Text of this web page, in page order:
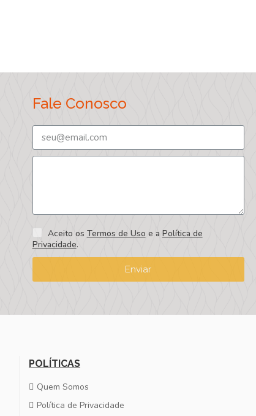
Fale Conosco
Aceito os Termos de Uso e a Política de
Privacidade.
Enviar
POLÍTICAS
Quem Somos
Política de Privacidade